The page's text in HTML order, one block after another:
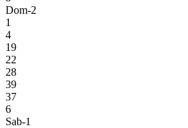
Dom-2
1
4
19
22
28
39
37
6
Sab-1